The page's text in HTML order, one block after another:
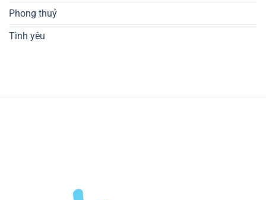
Phong thuỷ
Tình yêu